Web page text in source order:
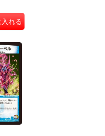
れる